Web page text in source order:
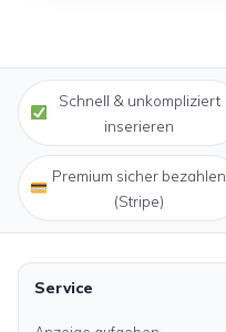
Schnell & unkompliziert
inserieren
Premium sicher bezahlen
(Stripe)
Service